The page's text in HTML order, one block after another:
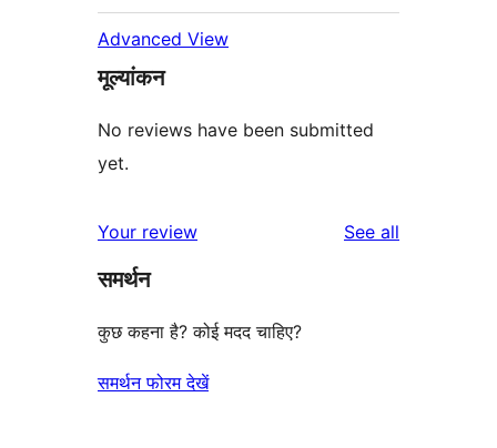
Advanced View
मूल्यांकन
No reviews have been submitted
yet.
Your review See all
समर्थन
कुछ कहना है? कोई मदद चाहिए?
समर्थन फोरम देखें